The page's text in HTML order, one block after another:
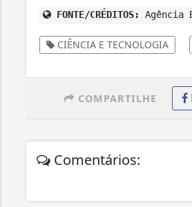
FONTE/CRÉDITOS: Agência
CIÊNCIA E TECNOLOGIA
COMPARTILHE
Comentários: